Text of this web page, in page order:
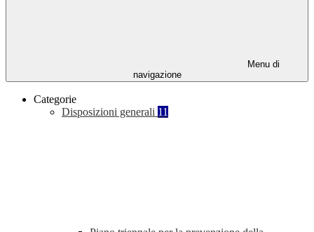
Menu di
navigazione
Categorie
Disposizioni generali 11